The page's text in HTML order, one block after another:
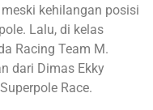
kehilangan posisi
Lalu, di kelas
Racing Team M.
dari Dimas Ekky
Race.